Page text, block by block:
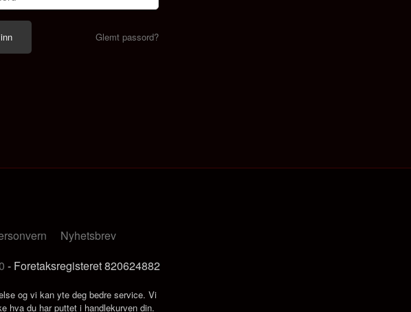
Glemt passord?
Nyhetsbrev
- Foretaksregisteret 820624882
og vi kan yte deg bedre service. Vi
hva du har puttet i handlekurven din.